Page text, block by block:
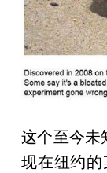
这个至今未
现在纽约